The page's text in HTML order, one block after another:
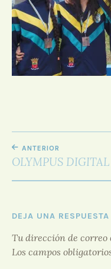
D
O
R
F
R
O
NAVEGACIÓN
DE
ENTRADAS
ANTERIOR
OLYMPUS
DEJA UNA RESPUESTA
Tu dirección de
Los campos